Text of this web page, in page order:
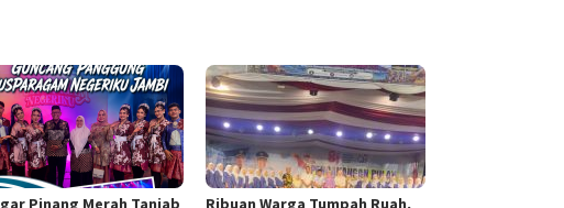
Pinang Merah Tanjab Ribuan Warga Tumpah Ruah,